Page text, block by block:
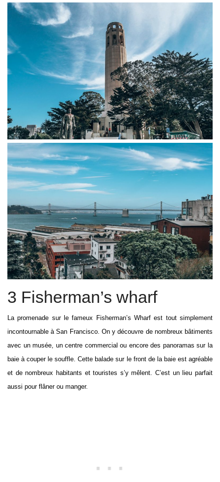
3 Fisherman’s wharf
La promenade sur le fameux Fisherman’s Wharf est tout simplement
incontournable à San Francisco. On y découvre de nombreux bâtiments
avec un musée, un centre commercial ou encore des panoramas sur la
baie à couper le souffle. Cette balade sur le front de la baie est agréable
et de nombreux habitants et touristes s’y mêlent. C’est un lieu parfait
aussi pour flâner ou manger.